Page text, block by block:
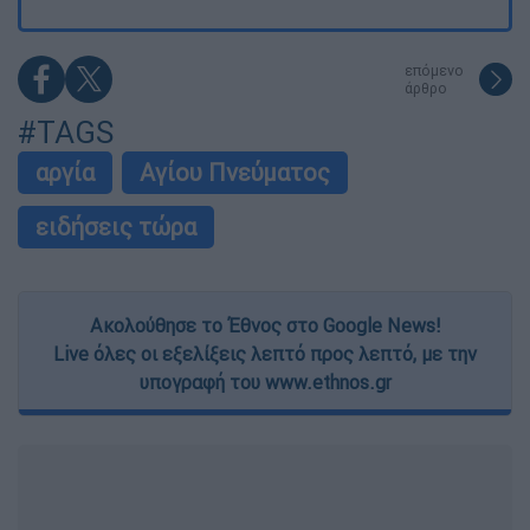
επόμενο
άρθρο
#TAGS
αργία
Αγίου Πνεύματος
ειδήσεις τώρα
Ακολούθησε το Έθνος στο Google News!
Live όλες οι εξελίξεις λεπτό προς λεπτό, με την
υπογραφή του www.ethnos.gr